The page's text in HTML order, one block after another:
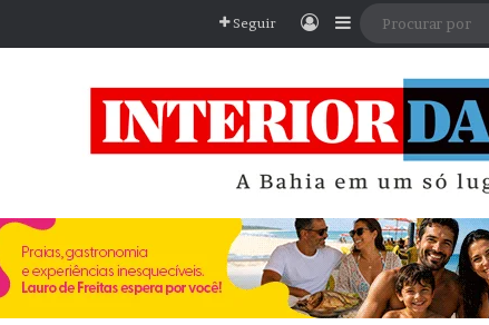
Seguir EntrarBarra Lateral